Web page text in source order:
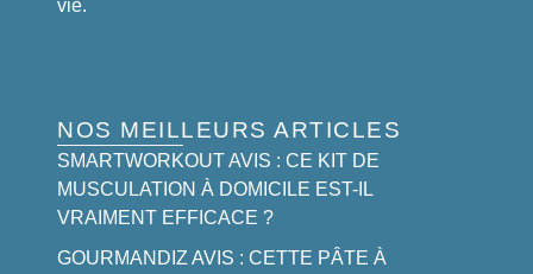
vie.
NOS MEILLEURS ARTICLES
SMARTWORKOUT AVIS : CE KIT DE
MUSCULATION À DOMICILE EST-IL
VRAIMENT EFFICACE ?
GOURMANDIZ AVIS : CETTE PÂTE À